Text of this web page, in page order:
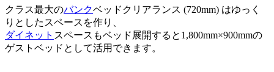
クラス最大のバンクベッドクリアランス (720mm) はゆっく
りとしたスペースを作り、
ダイネット スペースもベッド展開すると1,800mm×900mmの
ゲストベッドとして活用できます。